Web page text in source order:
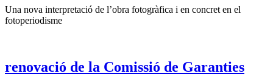
Una nova interpretació de l’obra fotogràfica i en concret en el
fotoperiodisme
renovació de la Comissió de Garanties